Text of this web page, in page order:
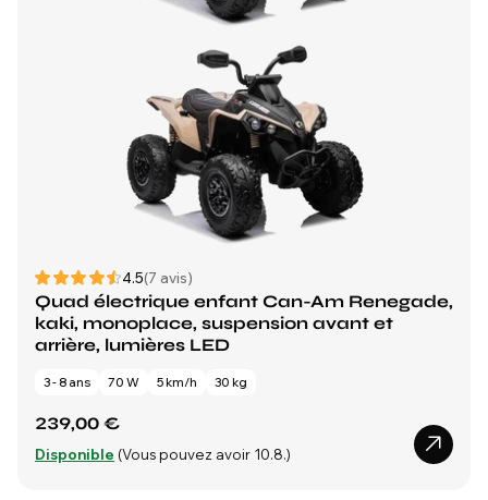
4.5(7 avis)
Quad électrique enfant Can-Am Renegade,
kaki, monoplace, suspension avant et
arrière, lumières LED
3 - 8 ans 70 W 5 km/h 30 kg
239,00 €
Disponible (Vous pouvez avoir 10.8.)